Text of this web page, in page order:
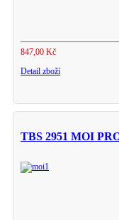
847,00 Kč
Detail zboží
TBS 2951 MOI